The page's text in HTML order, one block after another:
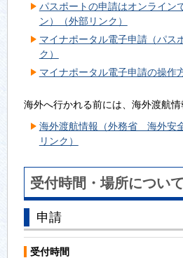
パスポートの申請はオンライン
ン）（外部リンク）
マイナポータル電子申請（パス
ク）
マイナポータル電子申請の操作
海外へ行かれる前には、海外渡航情
海外渡航情報（外務省 海外安
リンク）
受付時間・場所について
申請
受付時間